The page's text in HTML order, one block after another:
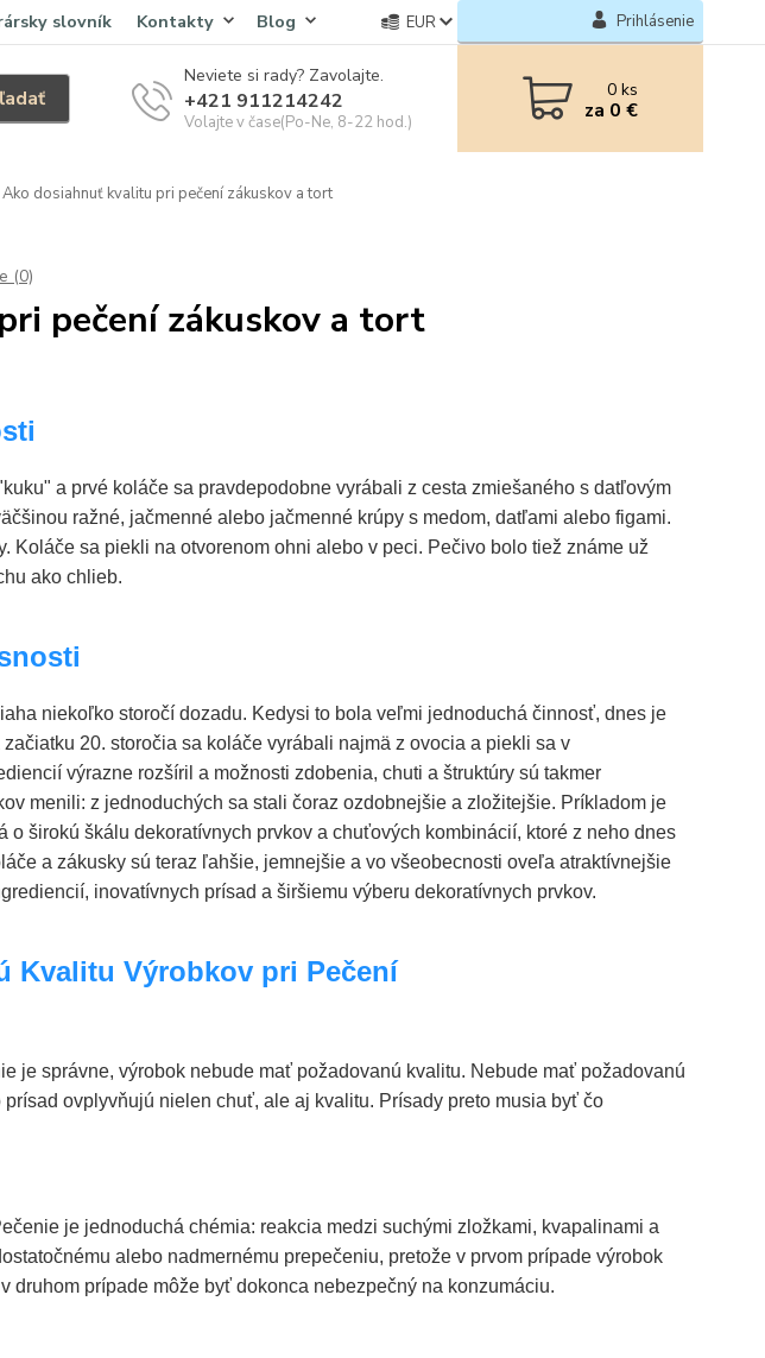
slovník Kontakty Blog EUR Prihlásenie
Neviete si rady? Zavolajte.
+421 911214242
Volajte v čase(Po-Ne, 8-22 hod.)
0ks
za 0 €
Ako dosiahnuť kvalitu pri pečení zákuskov a tort
(0)
pečení zákuskov a tort
a prvé koláče sa pravdepodobne vyrábali z cesta zmiešaného s datľovým
ražné, jačmenné alebo jačmenné krúpy s medom, datľami alebo figami.
Koláče sa piekli na otvorenom ohni alebo v peci. Pečivo bolo tiež známe už
ako chlieb.
niekoľko storočí dozadu. Kedysi to bola veľmi jednoduchá činnosť, dnes je
20. storočia sa koláče vyrábali najmä z ovocia a piekli sa v
výrazne rozšíril a možnosti zdobenia, chuti a štruktúry sú takmer
menili: z jednoduchých sa stali čoraz ozdobnejšie a zložitejšie. Príkladom je
o širokú škálu dekoratívnych prvkov a chuťových kombinácií, ktoré z neho dnes
a zákusky sú teraz ľahšie, jemnejšie a vo všeobecnosti oveľa atraktívnejšie
inovatívnych prísad a širšiemu výberu dekoratívnych prvkov.
Kvalitu Výrobkov pri Pečení
je správne, výrobok nebude mať požadovanú kvalitu. Nebude mať požadovanú
ovplyvňujú nielen chuť, ale aj kvalitu. Prísady preto musia byť čo
je jednoduchá chémia: reakcia medzi suchými zložkami, kvapalinami a
alebo nadmernému prepečeniu, pretože v prvom prípade výrobok
druhom prípade môže byť dokonca nebezpečný na konzumáciu.